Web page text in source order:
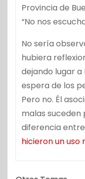
Provincia de
“No nos
No sería
hubiera
dejando lugar a
espera de los
Pero no. Él
malas suceden
diferencia
hicieron un uso